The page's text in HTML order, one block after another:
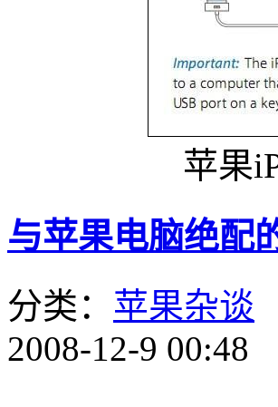
苹果
与苹果电脑绝配
分类： 苹果杂谈
2008-12-9 00:48